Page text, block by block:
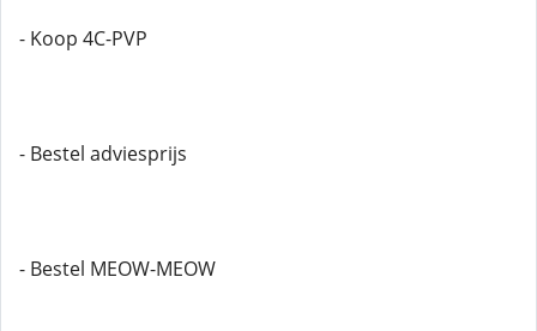
- Koop 4C-PVP
- Bestel adviesprijs
- Bestel MEOW-MEOW